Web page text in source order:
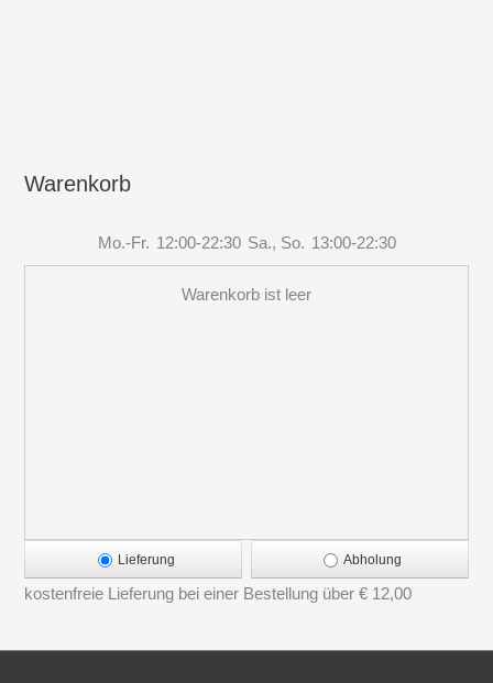
Warenkorb
Mo.-Fr. 12:00-22:30 Sa., So. 13:00-22:30
Warenkorb ist leer
Lieferung Abholung
kostenfreie Lieferung bei einer Bestellung über€ 12,00